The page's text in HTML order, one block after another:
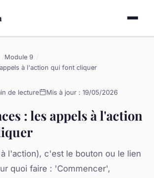
Module 9
à l'action qui font cliquer
de lecture Mis à jour : 19/05/2026
: les appels à l'action
à l'action), c'est le bouton ou le lien
quoi faire : 'Commencer',